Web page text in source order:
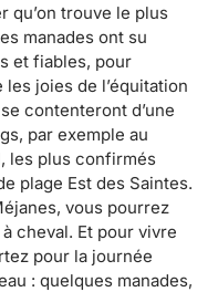
qu’on trouve le plus
manades ont su
et fiables, pour
joies de l’équitation
contenteront d’une
par exemple au
les plus confirmés
plage Est des Saintes.
vous pourrez
cheval. Et pour vivre
pour la journée
: quelques manades,